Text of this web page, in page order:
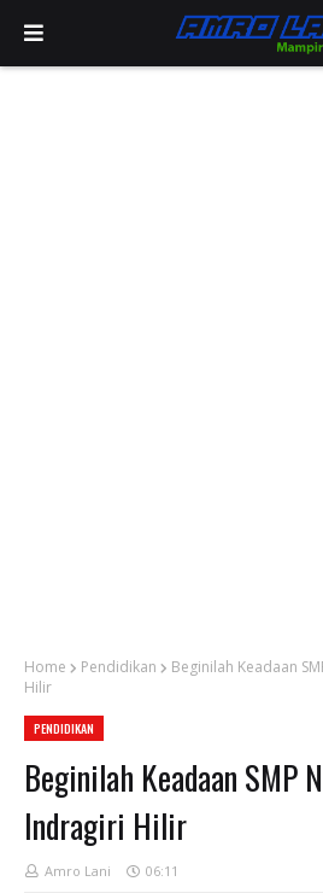
Home Pendidikan
Beginilah Keadaan
Hilir
PENDIDIKAN
Beginilah Keadaan SMP
Indragiri Hilir
Amro Lani 06:11